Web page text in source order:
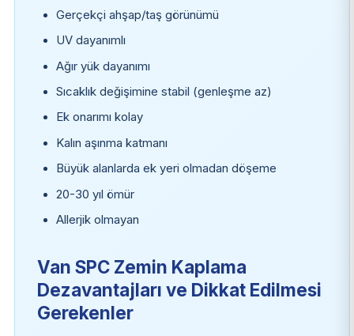
Gerçekçi ahşap/taş görünümü
UV dayanımlı
Ağır yük dayanımı
Sıcaklık değişimine stabil (genleşme az)
Ek onarımı kolay
Kalın aşınma katmanı
Büyük alanlarda ek yeri olmadan döşeme
20-30 yıl ömür
Allerjik olmayan
Van SPC Zemin Kaplama
Dezavantajları ve Dikkat Edilmesi
Gerekenler